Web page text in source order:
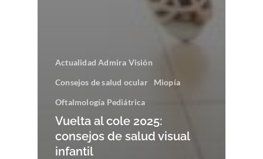
Actualidad Admira Visión
Consejos de salud ocular
Miopía
Oftalmología Pediátrica
Vuelta al cole 2025:
consejos de salud visual
infantil